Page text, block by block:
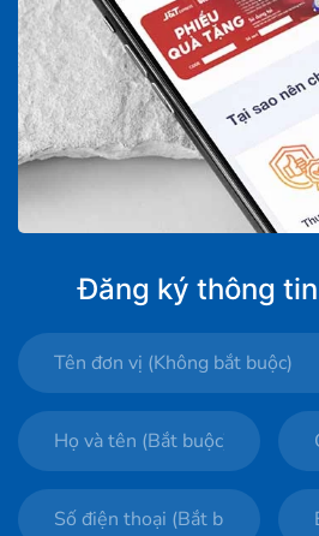
Đăng ký thông